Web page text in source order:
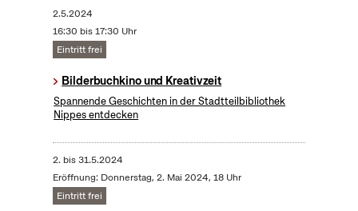
2.5.2024
16:30 bis 17:30 Uhr
Eintritt frei
Bilderbuchkino und Kreativzeit
Spannende Geschichten in der Stadtteilbibliothek
Nippes entdecken
2. bis31.5.2024
Eröffnung: Donnerstag, 2. Mai 2024, 18 Uhr
Eintritt frei